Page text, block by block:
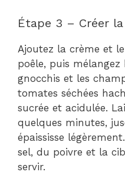
Étape 3 – Créer
Ajoutez la crème et
poêle, puis
gnocchis et les
tomates séchées
sucrée et acidulée.
quelques minutes,
épaississe
sel, du poivre et la
servir.